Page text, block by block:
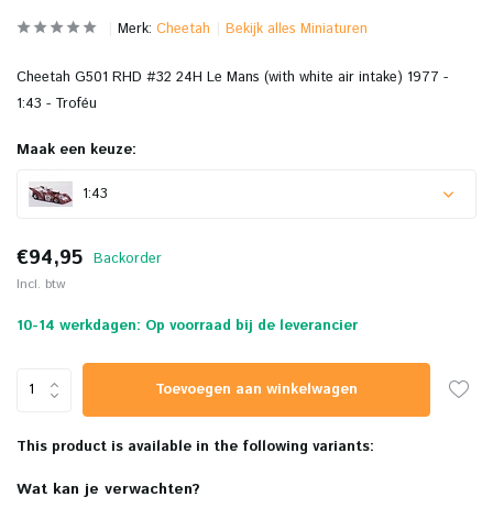
Merk: Cheetah Bekijk alles Miniaturen
Cheetah G501 RHD #32 24H Le Mans (with white air intake) 1977 -
1:43 - Troféu
Maak een keuze:
1:43
€94,95 Backorder
Incl. btw
10-14 werkdagen: Op voorraad bij de leverancier
Toevoegen aan winkelwagen
This product is available in the following variants:
Wat kan je verwachten?